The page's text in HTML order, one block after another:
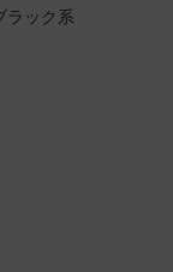
ラック系